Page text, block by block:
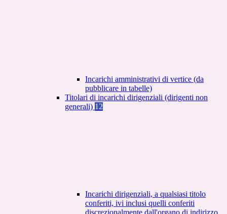
Incarichi amministrativi di vertice (da
pubblicare in tabelle)
Titolari di incarichi dirigenziali (dirigenti non
generali) 12
Incarichi dirigenziali, a qualsiasi titolo
conferiti, ivi inclusi quelli conferiti